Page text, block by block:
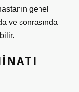
genel
ve sonrasında